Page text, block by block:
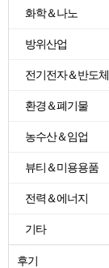
화학＆나노
방위산업
전기전자＆반도체
환경＆폐기물
농수산＆임업
뷰티＆미용용품
전력＆에너지
기타
후기